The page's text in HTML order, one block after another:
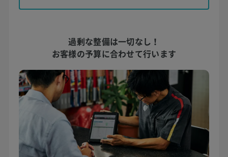
過剰な整備は一切なし！
お客様の予算に合わせて行います